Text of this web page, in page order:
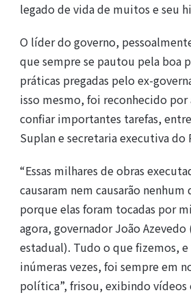
legado de vida de muitos e seu
O líder do governo,
que sempre se pautou pela boa
práticas pregadas pelo ex-
isso mesmo, foi reconhecido por
confiar importantes tarefas,
Suplan e secretaria executiva do
“Essas milhares de obras
causaram nem causarão nenhum
porque elas foram tocadas por
agora, governador João
estadual). Tudo o que fizemos,
inúmeras vezes, foi sempre em
política”, frisou, exibindo